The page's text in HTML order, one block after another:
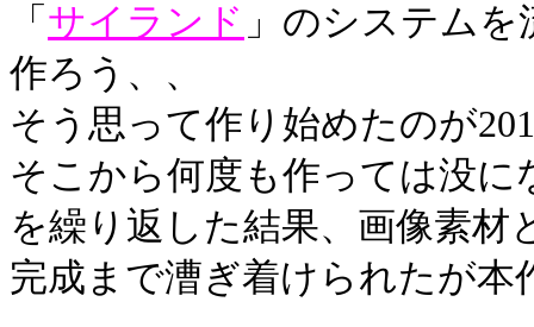
「 サイランド 」のシステム
作ろう、、
そう思って作り始めたのが
そこから何度も作っては没
を繰り返した結果、画像素材
完成まで漕ぎ着けられたが本